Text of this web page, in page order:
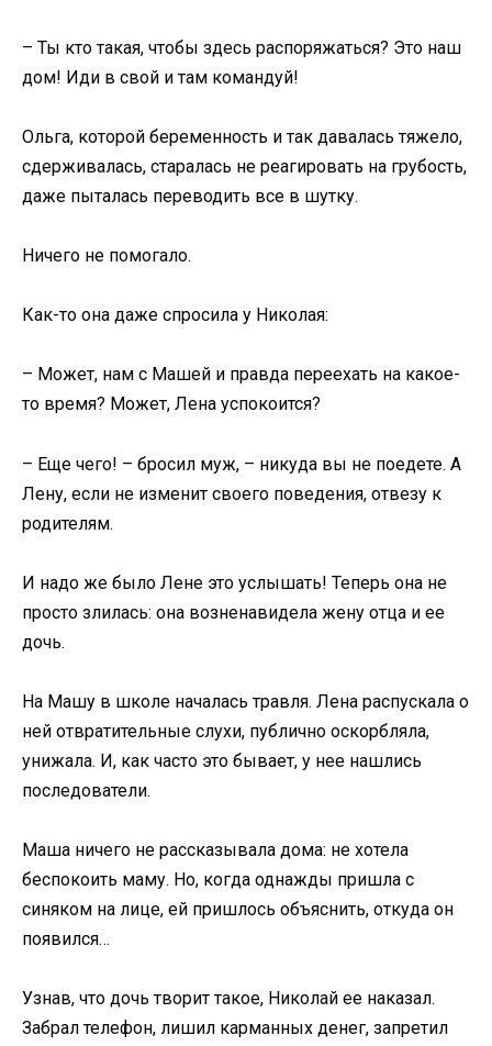
– Ты кто такая, чтобы здесь распоряжаться? Это наш
дом! Иди в свой и там командуй!
Ольга, которой беременность и так давалась тяжело,
сдерживалась, старалась не реагировать на грубость,
даже пыталась переводить все в шутку.
Ничего не помогало.
Как-то она даже спросила у Николая:
– Может, нам с Машей и правда переехать на какое-
то время? Может, Лена успокоится?
– Еще чего! – бросил муж, – никуда вы не поедете. А
Лену, если не изменит своего поведения, отвезу к
родителям.
И надо же было Лене это услышать! Теперь она не
просто злилась: она возненавидела жену отца и ее
дочь.
На Машу в школе началась травля. Лена распускала о
ней отвратительные слухи, публично оскорбляла,
унижала. И, как часто это бывает, у нее нашлись
последователи.
Маша ничего не рассказывала дома: не хотела
беспокоить маму. Но, когда однажды пришла с
синяком на лице, ей пришлось объяснить, откуда он
появился…
Узнав, что дочь творит такое, Николай ее наказал.
Забрал телефон, лишил карманных денег, запретил